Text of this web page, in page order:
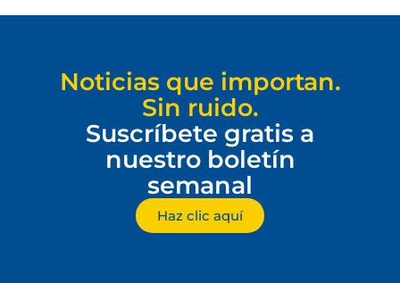
Noticias que importan.
Sin ruido.
Suscríbete gratis a
nuestro boletín
semanal
Haz clic aquí